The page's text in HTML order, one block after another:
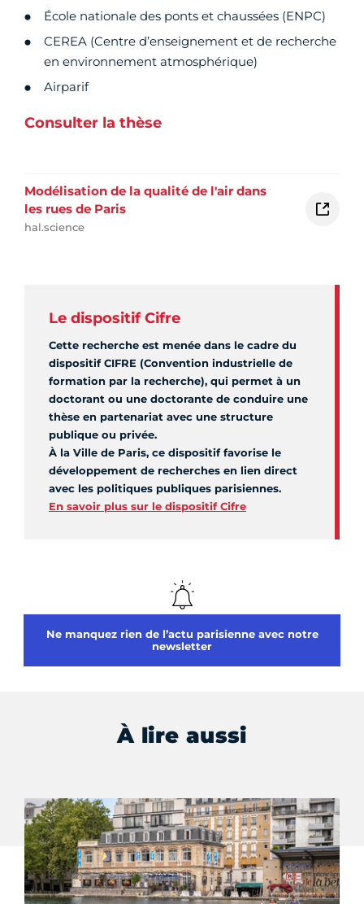
École nationale des ponts et chaussées (ENPC)
CEREA (Centre d’enseignement et de recherche
en environnement atmosphérique)
Airparif
Consulter la thèse
Modélisation de la qualité de l'air dans
les rues de Paris
hal.science
Le dispositif Cifre
Cette recherche est menée dans le cadre du
dispositif CIFRE (Convention industrielle de
formation par la recherche), qui permet à un
doctorant ou une doctorante de conduire une
thèse en partenariat avec une structure
publique ou privée.
À la Ville de Paris, ce dispositif favorise le
développement de recherches en lien direct
avec les politiques publiques parisiennes.
En savoir plus sur le dispositif Cifre
Ne manquez rien de l’actu parisienne avec notre
newsletter
À lire aussi